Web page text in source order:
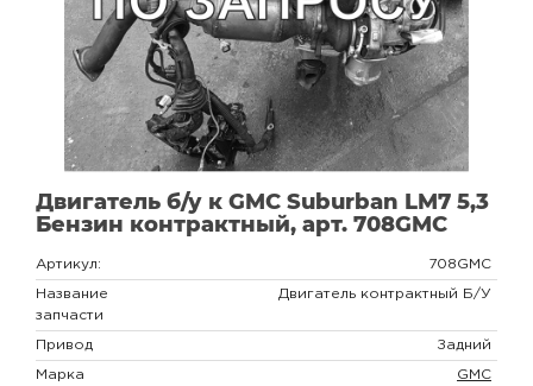
Двигатель б/у к GMC Suburban LM7 5,3
Бензин контрактный, арт. 708GMC
Артикул: 708GMC
Название
запчасти
Двигатель контрактный Б/У
Привод Задний
Марка GMC